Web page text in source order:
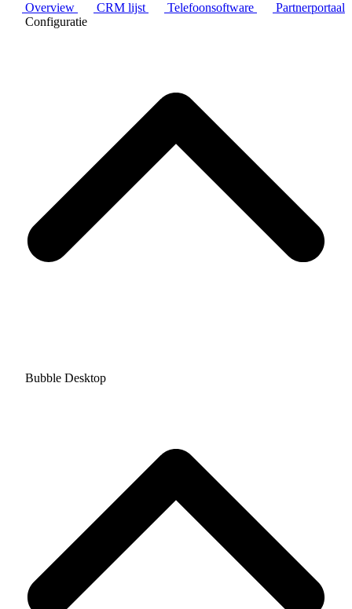
Overview CRM lijst Telefoonsoftware
Partnerportaal
Configuratie
Bubble Desktop